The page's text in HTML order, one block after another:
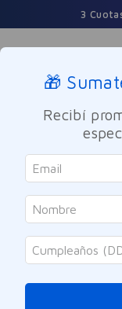
3
Buscar
Maquillaje
Rimmel
Máscara
Extension
🎁
Recibí